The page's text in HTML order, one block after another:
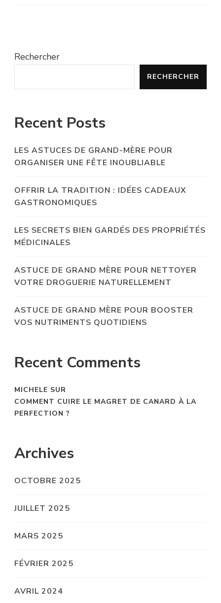
Rechercher
RECHERCHER
Recent Posts
LES ASTUCES DE GRAND-MÈRE POUR
ORGANISER UNE FÊTE INOUBLIABLE
OFFRIR LA TRADITION : IDÉES CADEAUX
GASTRONOMIQUES
LES SECRETS BIEN GARDÉS DES PROPRIÉTÉS
MÉDICINALES
ASTUCE DE GRAND MÈRE POUR NETTOYER
VOTRE DROGUERIE NATURELLEMENT
ASTUCE DE GRAND MÈRE POUR BOOSTER
VOS NUTRIMENTS QUOTIDIENS
Recent Comments
MICHELE SUR
COMMENT CUIRE LE MAGRET DE CANARD À LA
PERFECTION ?
Archives
OCTOBRE 2025
JUILLET 2025
MARS 2025
FÉVRIER 2025
AVRIL 2024